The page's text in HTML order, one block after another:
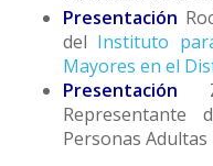
Presentación
del Instituto
Mayores en el
Presentación
Personas Adultas